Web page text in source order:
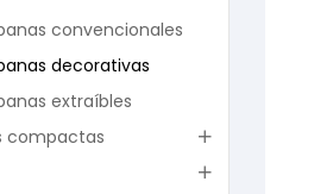
convencionales
decorativas
extraíbles
compactas